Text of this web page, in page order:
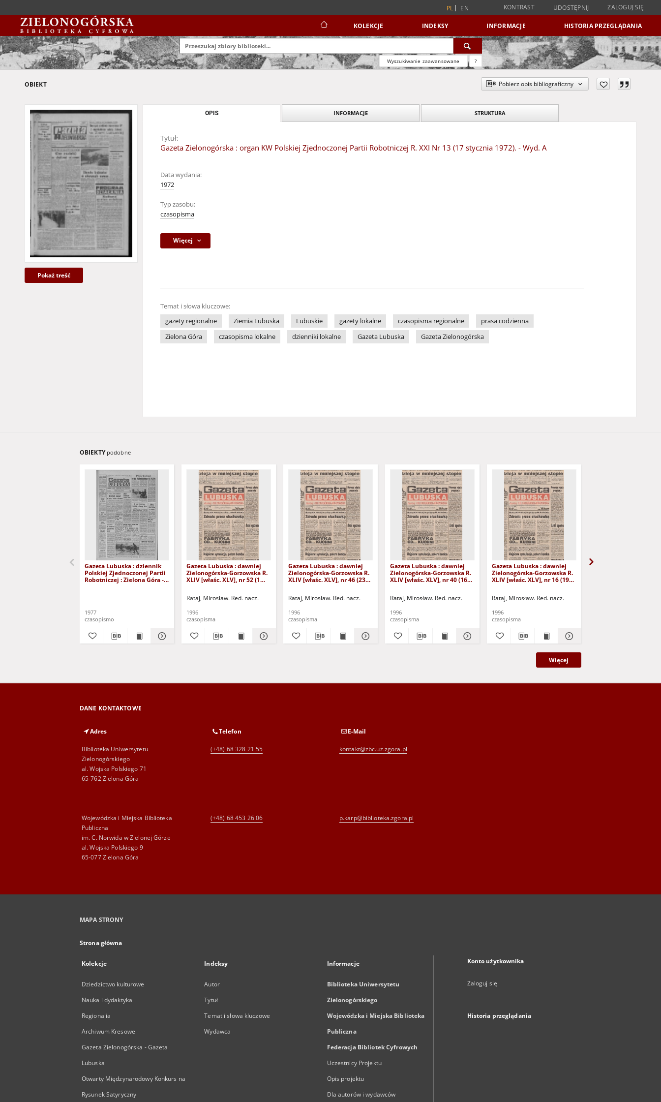
PL EN KONTRAST UDOSTĘPNIJ ZALOGUJ SIĘ
KOLEKCJE INDEKSY INFORMACJE HISTORIA PRZEGLĄDANIA
Wyszukiwanie zaawansowane ?
OBIEKT Pobierz opis bibliograficzny
Pokaż treść
OPIS INFORMACJE STRUKTURA
Tytuł:
Gazeta Zielonogórska : organ KW Polskiej Zjednoczonej Partii Robotniczej R. XXI Nr 13 (17 stycznia 1972). - Wyd. A
Data wydania:
1972
Typ zasobu:
czasopisma
Więcej
Temat i słowa kluczowe:
gazety regionalne
Ziemia Lubuska Lubuskie gazety lokalne czasopisma regionalne
prasa codzienna
Zielona Góra
czasopisma lokalne dzienniki lokalne Gazeta Lubuska Gazeta Zielonogórska
OBIEKTY podobne
Gazeta Lubuska : dziennik
Polskiej Zjednoczonej Partii
Robotniczej : Zielona Góra -
1977
czasopismo
Gazeta Lubuska : dawniej
Zielonogórska-Gorzowska R.
XLIV [właśc. XLV], nr 52 (1
Rataj, Mirosław. Red. nacz.
1996
czasopisma
Gazeta Lubuska : dawniej
Zielonogórska-Gorzowska R.
XLIV [właśc. XLV], nr 46 (23
Rataj, Mirosław. Red. nacz.
1996
czasopisma
Gazeta Lubuska : dawniej
Zielonogórska-Gorzowska R.
XLIV [właśc. XLV], nr 40 (16
Rataj, Mirosław. Red. nacz.
1996
czasopisma
Gazeta Lubuska : dawniej
Zielonogórska-Gorzowska R.
XLIV [właśc. XLV], nr 16 (19
Rataj, Mirosław. Red. nacz.
1996
czasopisma
Więcej
DANE KONTAKTOWE
Adres
Biblioteka Uniwersytetu
Zielonogórskiego
al. Wojska Polskiego 71
65-762 Zielona Góra
Telefon
(+48) 68 328 21 55
E-Mail
kontakt@zbc.uz.zgora.pl
Wojewódzka i Miejska Biblioteka
Publiczna
im. C. Norwida w Zielonej Górze
al. Wojska Polskiego 9
65-077 Zielona Góra
(+48) 68 453 26 06 p.karp@biblioteka.zgora.pl
MAPA STRONY
Strona główna
Kolekcje
Dziedzictwo kulturowe
Nauka i dydaktyka
Regionalia
Archiwum Kresowe
Gazeta Zielonogórska - Gazeta
Lubuska
Otwarty Międzynarodowy Konkurs na
Rysunek Satyryczny
Indeksy
Autor
Tytuł
Temat i słowa kluczowe
Wydawca
Informacje
Biblioteka Uniwersytetu
Zielonogórskiego
Wojewódzka i Miejska Biblioteka
Publiczna
Federacja Bibliotek Cyfrowych
Uczestnicy Projektu
Opis projektu
Dla autorów i wydawców
Konto użytkownika
Zaloguj się
Historia przeglądania